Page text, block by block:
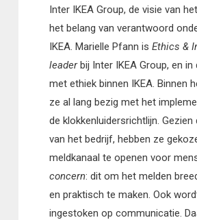
Inter IKEA Group, de visie van
het belang van verantwoord
IKEA. Marielle Pfann is Ethics &
leaderbij Inter IKEA Group, en in
met ethiek binnen IKEA. Binnen
ze al lang bezig met het
de klokkenluidersrichtlijn.
van het bedrijf, hebben ze
meldkanaal te openen voor
concern: dit om het melden
en praktisch te maken. Ook
ingestoken op communicatie.